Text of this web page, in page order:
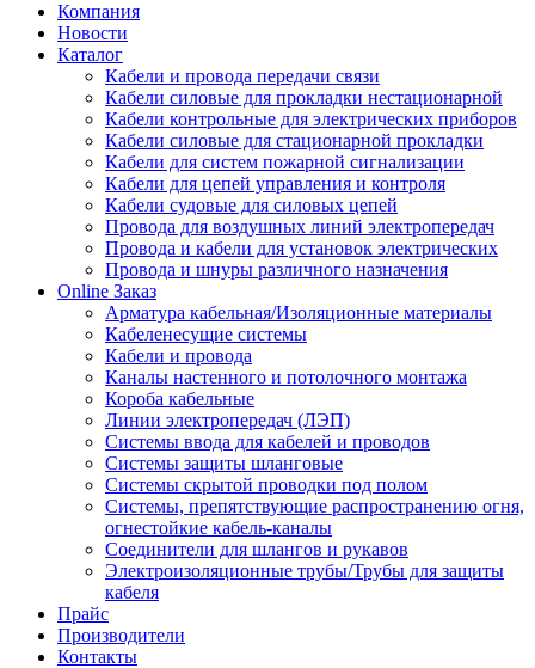
Компания
Новости
Каталог
Кабели и провода передачи связи
Кабели силовые для прокладки нестационарной
Кабели контрольные для электрических приборов
Кабели силовые для стационарной прокладки
Кабели для систем пожарной сигнализации
Кабели для цепей управления и контроля
Кабели судовые для силовых цепей
Провода для воздушных линий электропередач
Провода и кабели для установок электрических
Провода и шнуры различного назначения
Online Заказ
Арматура кабельная/Изоляционные материалы
Кабеленесущие системы
Кабели и провода
Каналы настенного и потолочного монтажа
Короба кабельные
Линии электропередач (ЛЭП)
Системы ввода для кабелей и проводов
Системы защиты шланговые
Системы скрытой проводки под полом
Системы, препятствующие распространению огня,
огнестойкие кабель-каналы
Соединители для шлангов и рукавов
Электроизоляционные трубы/Трубы для защиты
кабеля
Прайс
Производители
Контакты